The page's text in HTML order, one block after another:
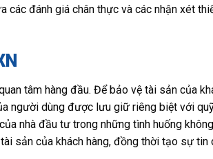
các đánh giá chân thực và các nhận xét
tâm hàng đầu. Để bảo vệ tài sản của
người dùng được lưu giữ riêng biệt với
nhà đầu tư trong những tình huống
sản của khách hàng, đồng thời tạo sự